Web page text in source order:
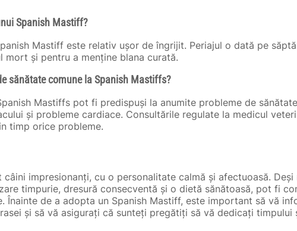
Spanish Mastiff?
Mastiff este relativ ușor de îngrijit. Periajul o dată pe
mort și pentru a menține blana curată.
sănătate comune la Spanish Mastiffs?
Mastiffs pot fi predispuși la anumite probleme de
și probleme cardiace. Consultările regulate la medicul
timp orice probleme.
câini impresionanți, cu o personalitate calmă și afectuoasă.
timpurie, dresură consecventă și o dietă sănătoasă, pot fi
Înainte de a adopta un Spanish Mastiff, este important să vă
și să vă asigurați că sunteți pregătiți să vă dedicați timpului